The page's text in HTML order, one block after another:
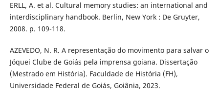
ERLL, A. et al. Cultural memory studies: an international and
interdisciplinary handbook. Berlin, New York : De Gruyter,
2008. p. 109-118.
AZEVEDO, N. R. A representação do movimento para salvar o
Jóquei Clube de Goiás pela imprensa goiana. Dissertação
(Mestrado em História). Faculdade de História (FH),
Universidade Federal de Goiás, Goiânia, 2023.